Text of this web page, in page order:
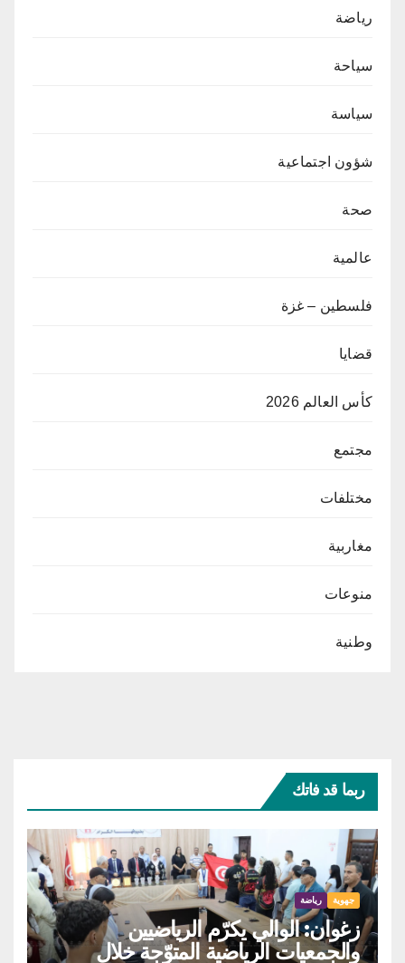
رياضة
سياحة
سياسة
شؤون اجتماعية
صحة
عالمية
فلسطين – غزة
قضايا
كأس العالم 2026
مجتمع
مختلفات
مغاربية
منوعات
وطنية
ربما قد فاتك
جهوية رياضة
زغوان: الوالي يكرّم الرياضيين
والجمعيات الرياضية المتوّجة خلال